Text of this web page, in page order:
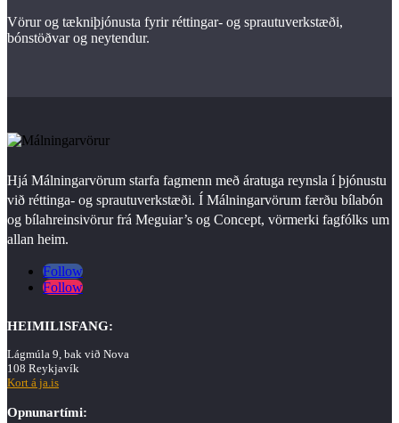
Vörur og tækniþjónusta fyrir réttingar- og sprautuverkstæði,
bónstöðvar og neytendur.
Hjá Málningarvörum starfa fagmenn með áratuga reynsla í þjónustu
við réttinga- og sprautuverkstæði. Í Málningarvörum færðu bílabón
og bílahreinsivörur frá Meguiar’s og Concept, vörmerki fagfólks um
allan heim.
Follow
Follow
HEIMILISFANG:
Lágmúla 9, bak við Nova
108 Reykjavík
Kort á ja.is
Opnunartími: